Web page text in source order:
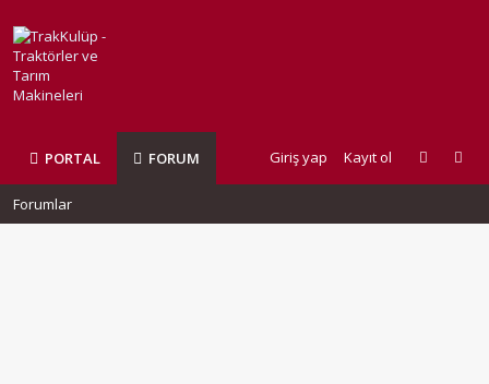
PORTAL FORUM Giriş yap Kayıt ol
Forumlar